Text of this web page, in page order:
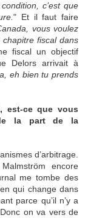
c’est que
" Et il faut faire
vous voulez
fiscal dans
fiscal un objectif
Delors arrivait à
eh bien tu prends
est-ce que vous
la part de la
d’arbitrage.
encore
me tombe des
qui change dans
parce qu’il n’y a
on va vers de